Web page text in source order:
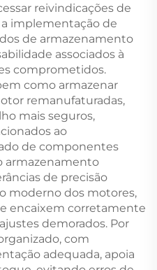
reivindicações de
implementação de
de armazenamento
associados à
comprometidos.
como armazenar
remanufaturadas,
mais seguros,
ao
de componentes
armazenamento
de precisão
moderno dos motores,
encaixem corretamente
demorados. Por
com
adequada, apoia